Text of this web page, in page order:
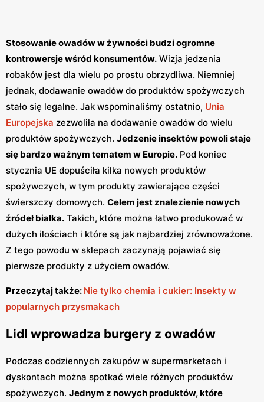
Stosowanie owadów w żywności budzi ogromne
kontrowersje wśród konsumentów. Wizja jedzenia
robaków jest dla wielu po prostu obrzydliwa. Niemniej
jednak, dodawanie owadów do produktów spożywczych
stało się legalne. Jak wspominaliśmy ostatnio, Unia
Europejska zezwoliła na dodawanie owadów do wielu
produktów spożywczych. Jedzenie insektów powoli staje
się bardzo ważnym tematem w Europie. Pod koniec
stycznia UE dopuściła kilka nowych produktów
spożywczych, w tym produkty zawierające części
świerszczy domowych. Celem jest znalezienie nowych
źródeł białka. Takich, które można łatwo produkować w
dużych ilościach i które są jak najbardziej zrównoważone.
Z tego powodu w sklepach zaczynają pojawiać się
pierwsze produkty z użyciem owadów.
Przeczytaj także: Nie tylko chemia i cukier: Insekty w
popularnych przysmakach
Lidl wprowadza burgery z owadów
Podczas codziennych zakupów w supermarketach i
dyskontach można spotkać wiele różnych produktów
spożywczych. Jednym z nowych produktów, które